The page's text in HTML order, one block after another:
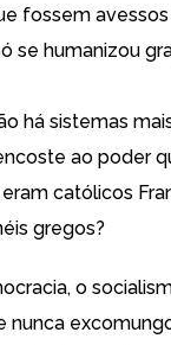
fossem avessos
se humanizou
há sistemas
ao poder
católicos
gregos?
o